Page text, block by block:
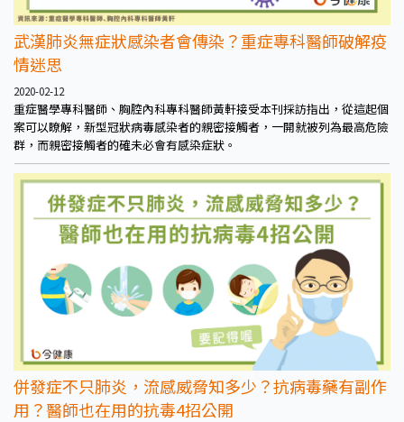
武漢肺炎無症狀感染者會傳染？重症專科醫師破解疫
情迷思
2020-02-12
重症醫學專科醫師、胸腔內科專科醫師黃軒接受本刊採訪指出，從這起個
案可以瞭解，新型冠狀病毒感染者的親密接觸者，一開就被列為最高危險
群，而親密接觸者的確未必會有感染症狀。
併發症不只肺炎，流感威脅知多少？抗病毒藥有副作
用？醫師也在用的抗毒4招公開